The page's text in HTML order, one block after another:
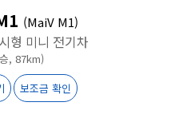
(MaiV M1)
형 미니 전기차
, 87km)
보조금 확인